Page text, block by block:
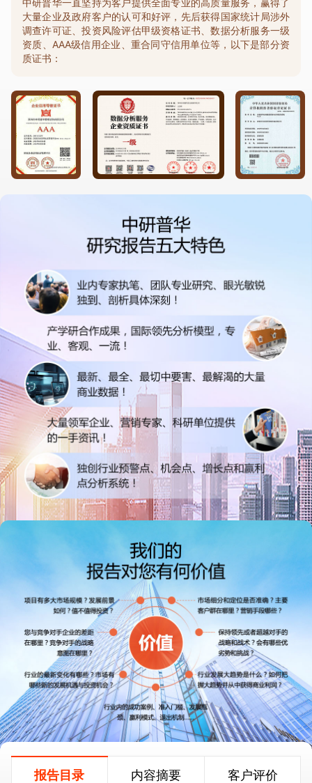
大量企业及政府客户的认可和好评，先后获得国家统计局涉外
调查许可证、投资风险评估甲级资格证书、数据分析服务一级
资质、AAA级信用企业、重合同守信用单位等，以下是部分资
质证书：
报告目录 内容摘要 客户评价